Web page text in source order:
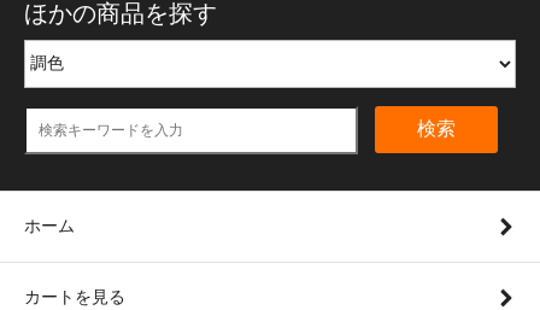
ほかの商品を探す
検索
ホーム
カートを見る